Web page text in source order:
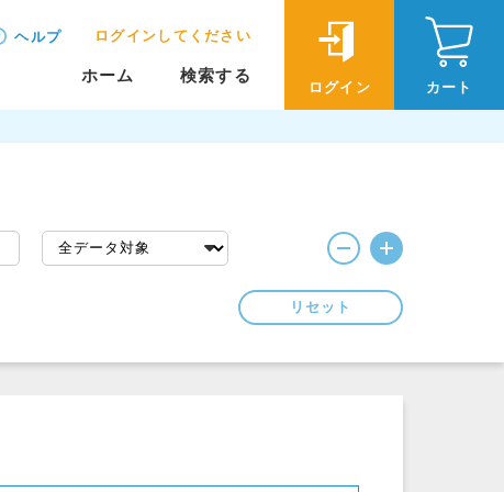
ヘルプ ログインしてください
ホーム 検索する
ログイン カート
リセット